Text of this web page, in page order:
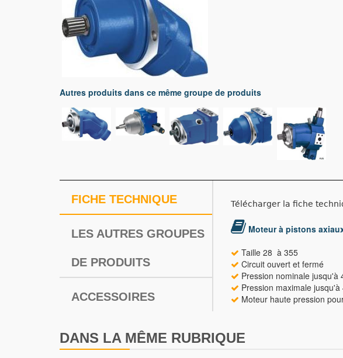
Autres produits dans ce même groupe de produits
FICHE TECHNIQUE
LES AUTRES GROUPES
DE PRODUITS
ACCESSOIRES
Télécharger la fiche
Moteur à pistons
Taille 28 à 355
Circuit ouvert et fermé
Pression nominale jusqu'à
Pression maximale jusqu'à
Moteur haute pression
DANS LA MÊME RUBRIQUE